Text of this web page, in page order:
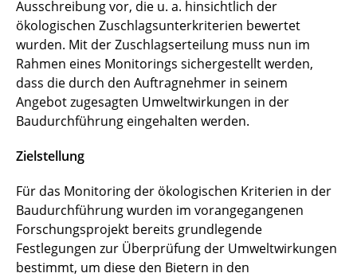
Ausschreibung vor, die u. a. hinsichtlich der
ökologischen Zuschlagsunterkriterien bewertet
wurden. Mit der Zuschlagserteilung muss nun im
Rahmen eines Monitorings sichergestellt werden,
dass die durch den Auftragnehmer in seinem
Angebot zugesagten Umweltwirkungen in der
Baudurchführung eingehalten werden.
Zielstellung
Für das Monitoring der ökologischen Kriterien in der
Baudurchführung wurden im vorangegangenen
Forschungsprojekt bereits grundlegende
Festlegungen zur Überprüfung der Umweltwirkungen
bestimmt, um diese den Bietern in den